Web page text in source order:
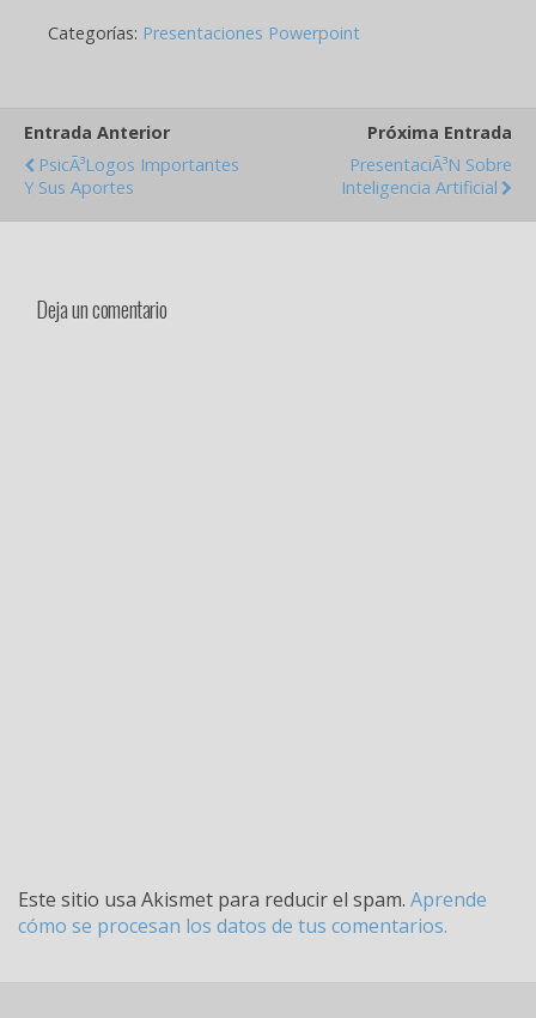
especÃ­fico de los centros
enseÃ±anza-aprendizaje,
ya que…
Categorías: Presentaciones Powerpoint
Entrada Anterior
PsicÃ³logos Importantes
Y Sus Aportes
Próxima Entrada
PresentaciÃ³n Sobre
Inteligencia Artificial
Deja un comentario
Este sitio usa Akismet para reducir el spam. Aprende
cómo se procesan los datos de tus comentarios.